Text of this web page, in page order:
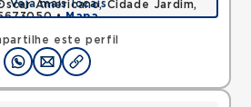
este perfil
Americano, Cidade Jardim,
•Mapa
Veja mais locais